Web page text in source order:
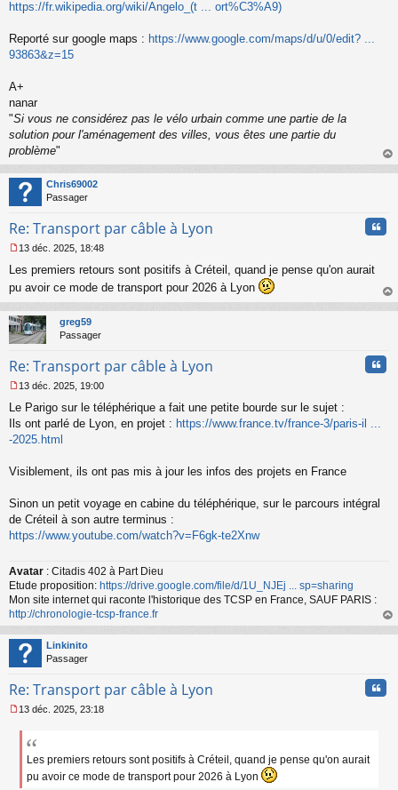
g
n
o
u
https://fr.wikipedia.org/wiki/Angelo_(t ... ort%C3%A9)
Reporté sur google maps : https://www.google.com/maps/d/u/0/edit? ...
93863&z=15
A+
nanar
"Si vous ne considérez pas le vélo urbain comme une partie de la
solution pour l'aménagement des villes, vous êtes une partie du
problème"
au
Chris69002
Passager
Re: Transport par câble à Lyon
e
s
a
g
e
o
l
u
13 déc. 2025, 18:48
Les premiers retours sont positifs à Créteil, quand je pense qu'on aurait
pu avoir ce mode de transport pour 2026 à Lyon
au
greg59
Passager
Re: Transport par câble à Lyon
e
s
s
e
o
n
u
13 déc. 2025, 19:00
Le Parigo sur le téléphérique a fait une petite bourde sur le sujet :
Ils ont parlé de Lyon, en projet : https://www.france.tv/france-3/paris-il ...
-2025.html
Visiblement, ils ont pas mis à jour les infos des projets en France
Sinon un petit voyage en cabine du téléphérique, sur le parcours intégral
de Créteil à son autre terminus :
https://www.youtube.com/watch?v=F6gk-te2Xnw
Avatar : Citadis 402 à Part Dieu
Etude proposition: https://drive.google.com/file/d/1U_NJEj ... sp=sharing
Mon site internet qui raconte l'historique des TCSP en France, SAUF PARIS :
http://chronologie-tcsp-france.fr
au
Linkinito
Passager
Re: Transport par câble à Lyon
e
13 déc. 2025, 23:18
Les premiers retours sont positifs à Créteil, quand je pense qu'on aurait
pu avoir ce mode de transport pour 2026 à Lyon